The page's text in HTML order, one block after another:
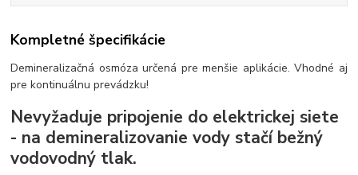
Kompletné špecifikácie
Demineralizačná osmóza určená pre menšie aplikácie. Vhodné aj
pre kontinuálnu prevádzku!
Nevyžaduje pripojenie do elektrickej siete
- na demineralizovanie vody stačí bežný
vodovodný tlak.